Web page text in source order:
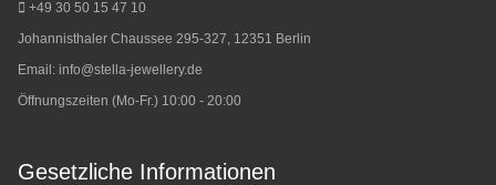
+49 30 50 15 47 10
Johannisthaler Chaussee 295-327, 12351 Berlin
Email: info@stella-jewellery.de
Öffnungszeiten (Mo-Fr.) 10:00 - 20:00
Gesetzliche Informationen